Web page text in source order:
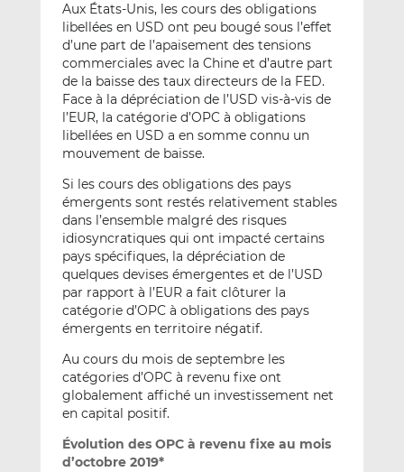
Aux États-Unis, les cours des obligations
libellées en USD ont peu bougé sous l’effet
d’une part de l’apaisement des tensions
commerciales avec la Chine et d’autre part
de la baisse des taux directeurs de la FED.
Face à la dépréciation de l’USD vis-à-vis de
l’EUR, la catégorie d’OPC à obligations
libellées en USD a en somme connu un
mouvement de baisse.
Si les cours des obligations des pays
émergents sont restés relativement stables
dans l’ensemble malgré des risques
idiosyncratiques qui ont impacté certains
pays spécifiques, la dépréciation de
quelques devises émergentes et de l’USD
par rapport à l’EUR a fait clôturer la
catégorie d’OPC à obligations des pays
émergents en territoire négatif.
Au cours du mois de septembre les
catégories d’OPC à revenu fixe ont
globalement affiché un investissement net
en capital positif.
Évolution des OPC à revenu fixe au mois
d’octobre 2019*